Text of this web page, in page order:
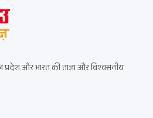
प्रदेश और भारत की ताज़ा और विश्वसनीय